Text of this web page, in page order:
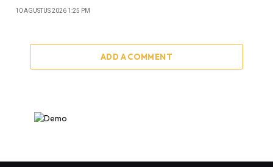
10 AGUSTUS 2026 1:25 PM
ADD A COMMENT